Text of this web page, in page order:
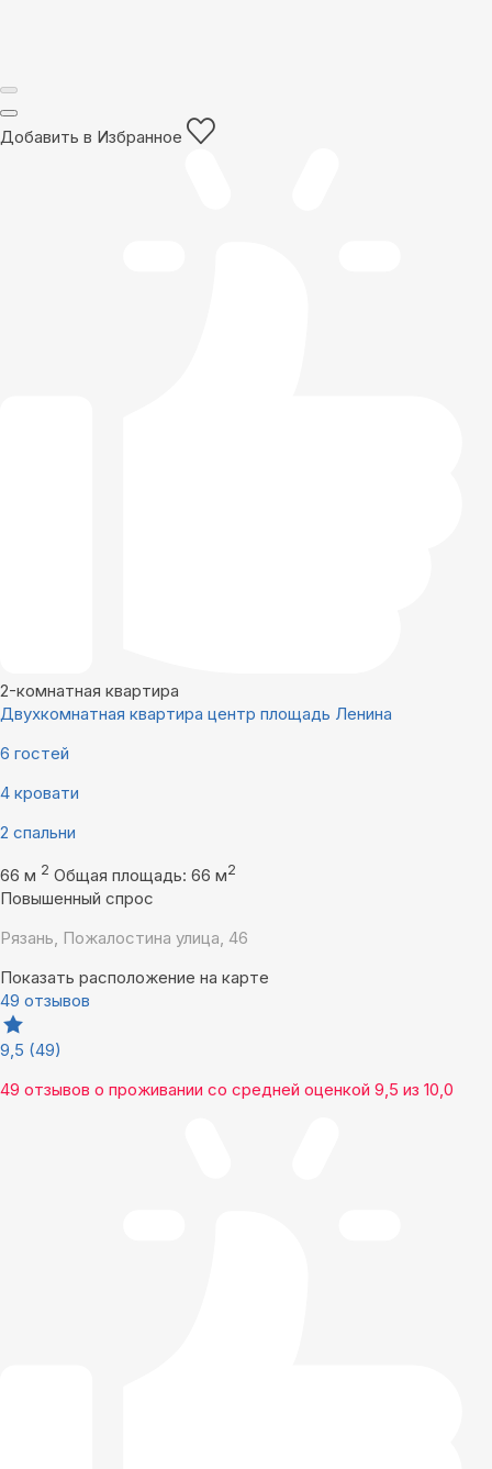
Добавить в Избранное
2-комнатная квартира
Двухкомнатная квартира центр площадь Ленина
6 гостей
4 кровати
2 спальни
66 м 2 Общая площадь: 66 м2
Повышенный спрос
Рязань, Пожалостина улица, 46
Показать расположение на карте
49 отзывов
9,5 (49)
49 отзывов о проживании со средней оценкой 9,5 из 10,0